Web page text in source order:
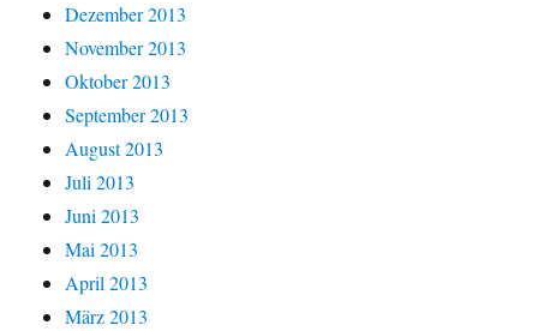
Dezember 2013
November 2013
Oktober 2013
September 2013
August 2013
Juli 2013
Juni 2013
Mai 2013
April 2013
März 2013